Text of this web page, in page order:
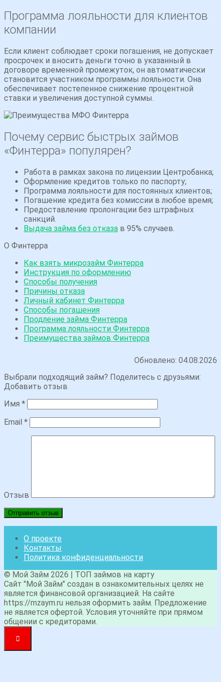
Программа лояльности для клиентов
компании
Если клиент соблюдает сроки погашения, не допускает
просрочек и вносить деньги точно в указанный в
договоре временной промежуток, он автоматически
становится участником программы лояльности. Она
обеспечивает постепенное снижение процентной
ставки и увеличения доступной суммы.
Почему сервис быстрых займов
«Финтерра» популярен?
Работа в рамках закона по лицензии Центробанка;
Оформление кредитов только по паспорту;
Программа лояльности для постоянных клиентов;
Погашение кредита без комиссии в любое время;
Предоставление пролонгации без штрафных
санкций.
Выдача займа без отказа в 95% случаев.
О Финтерра
Как взять микрозайм Финтерра
Инструкция по оформлению
Способы получения
Причины отказа
Личный кабинет Финтерра
Способы погашения
Продление займа Финтерра
Программа лояльности Финтерра
Преимущества займов Финтерра
Обновлено: 04.08.2026
Выбрали подходящий займ? Поделитесь с друзьями:
Добавить отзыв
Имя *
Email *
Отзыв
О проекте
Контакты
Политика конфиденциальности
© Мой Займ 2026 | ТОП займов на карту
Сайт "Мой Займ" создан в ознакомительных целях не
является финансовой организацией. На сайте
https://mzaym.ru нельзя оформить займ. Предложение
не является офертой. Условия уточняйте при прямом
общении с кредиторами.